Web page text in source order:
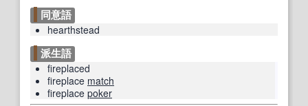
同意語
hearthstead
派生語
fireplaced
fireplace match
fireplace poker